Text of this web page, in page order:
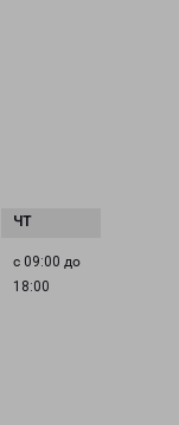
с 09:00 до
18:00